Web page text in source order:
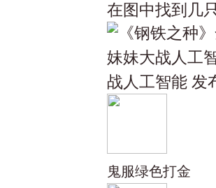
在图中找到几
战人工智能 发
鬼服绿色打金